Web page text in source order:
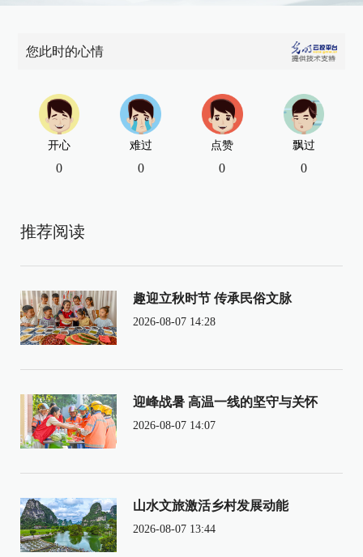
您此时的心情
开心
0
难过
0
点赞
0
飘过
0
推荐阅读
趣迎立秋时节 传承民俗文脉
2026-08-07 14:28
迎峰战暑 高温一线的坚守与关怀
2026-08-07 14:07
山水文旅激活乡村发展动能
2026-08-07 13:44